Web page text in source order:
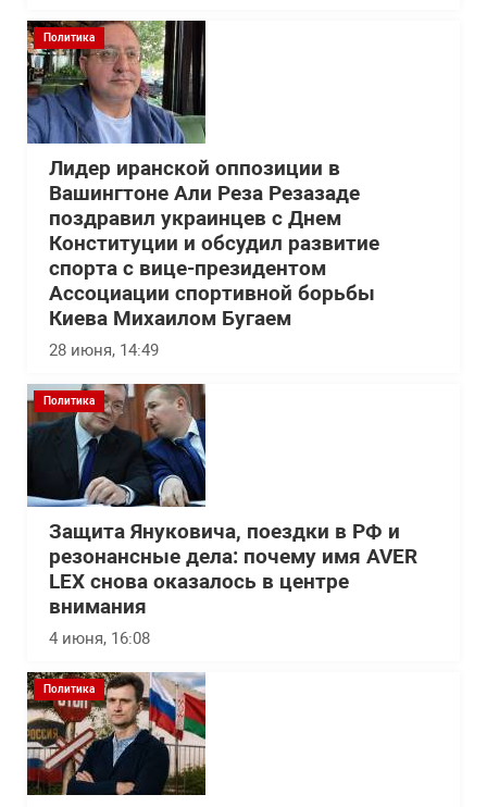
Политика
Лидер иранской оппозиции в
Вашингтоне Али Реза Резазаде
поздравил украинцев с Днем
Конституции и обсудил развитие
спорта с вице-президентом
Ассоциации спортивной борьбы
Киева Михаилом Бугаем
28 июня, 14:49
Политика
Защита Януковича, поездки в РФ и
резонансные дела: почему имя AVER
LEX снова оказалось в центре
внимания
4 июня, 16:08
Политика